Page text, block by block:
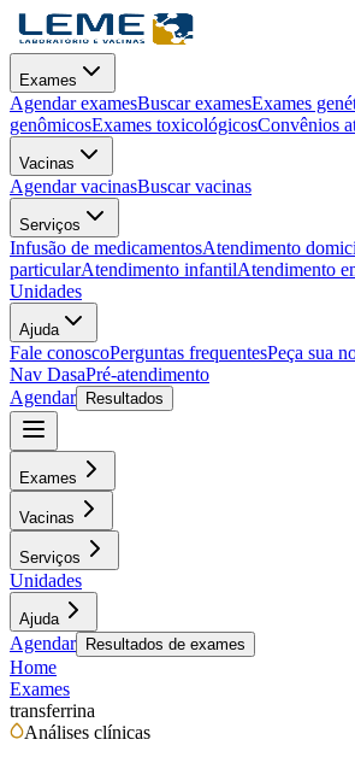
Exames
Agendar examesBuscar examesExames
genômicosExames toxicológicosConvênios
Vacinas
Agendar vacinasBuscar vacinas
Serviços
Infusão de medicamentosAtendimento
particularAtendimento infantilAtendimento
Unidades
Ajuda
Fale conoscoPerguntas frequentesPeça sua
Nav DasaPré-atendimento
Agendar
Resultados
Exames
Vacinas
Serviços
Unidades
Ajuda
Agendar Resultados de exames
Home
Exames
transferrina
Análises clínicas